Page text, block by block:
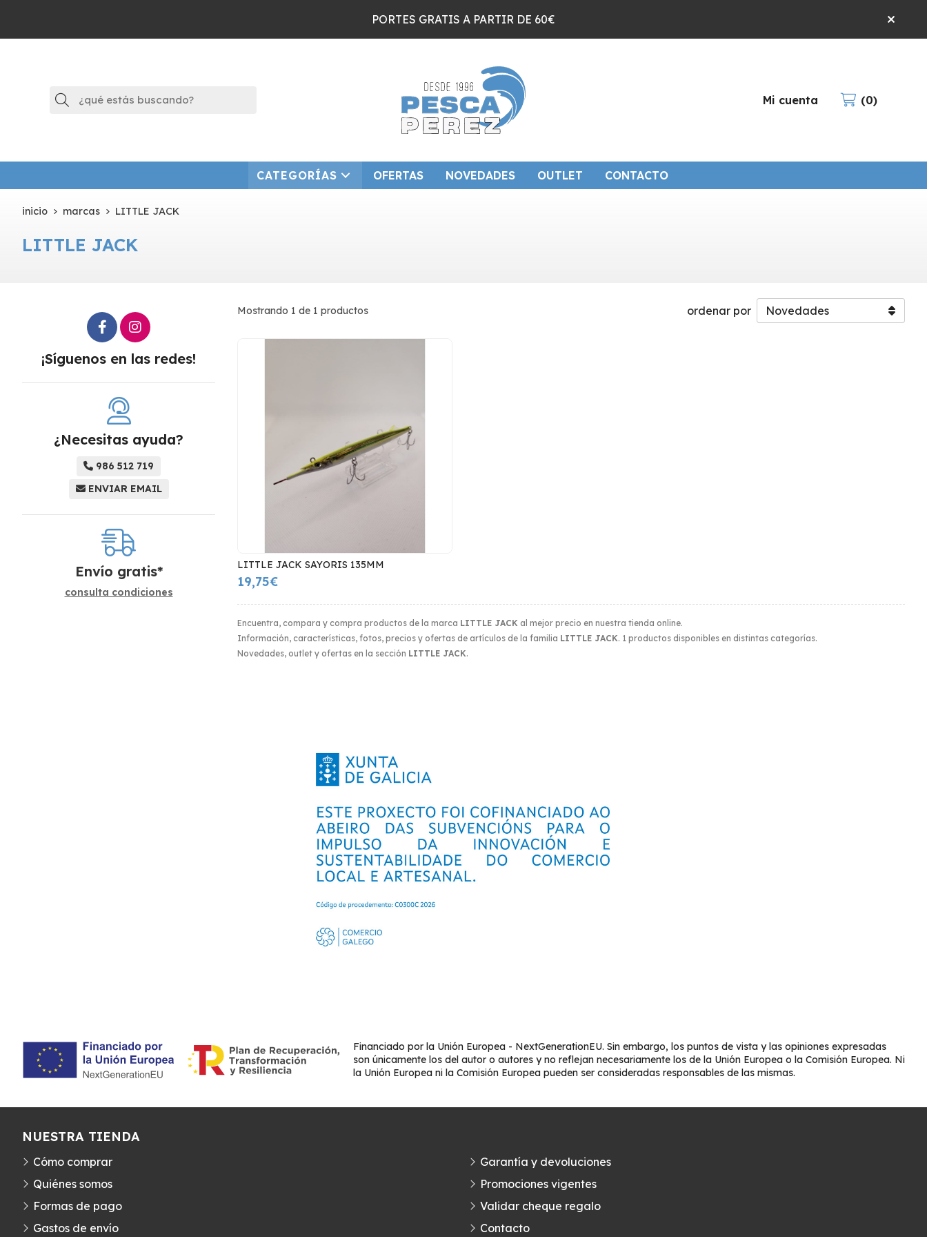
PORTES GRATIS A PARTIR DE 60€
Buscar Mi cuenta 0
CATEGORÍAS OFERTAS NOVEDADES OUTLET CONTACTO
inicio marcas LITTLE JACK
LITTLE JACK
Encuentra, compara y compra productos de la marca LITTLE JACK al mejor precio en nuestra tienda online.
Información, características, fotos, precios y ofertas de artículos de la familia LITTLE JACK. 1 productos disponibles en distintas categorías.
Novedades, outlet y ofertas en la sección LITTLE JACK.
Mostrando 1 de 1 productos ordenar por
LITTLE JACK SAYORIS 135MM
19,75€
¡Síguenos en las redes!
¿Necesitas ayuda?
986 512 719
ENVIAR EMAIL
Envío gratis*
consulta condiciones
Financiado por la Unión Europea - NextGenerationEU. Sin embargo, los puntos de vista y las opiniones expresadas
son únicamente los del autor o autores y no reflejan necesariamente los de la Unión Europea o la Comisión Europea. Ni
la Unión Europea ni la Comisión Europea pueden ser consideradas responsables de las mismas.
NUESTRA TIENDA
Cómo comprar
Quiénes somos
Formas de pago
Gastos de envío
Garantía y devoluciones
Promociones vigentes
Validar cheque regalo
Contacto